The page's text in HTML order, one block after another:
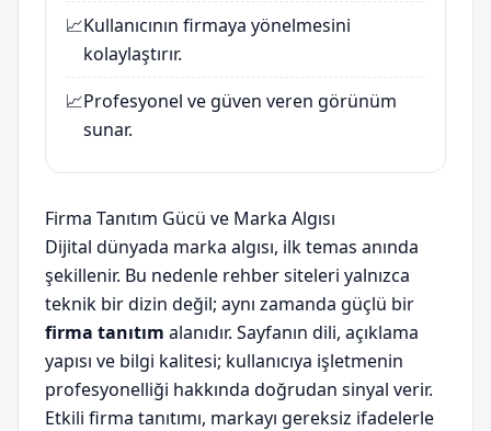
📈Kullanıcının firmaya yönelmesini
kolaylaştırır.
📈Profesyonel ve güven veren görünüm
sunar.
Firma Tanıtım Gücü ve Marka Algısı
Dijital dünyada marka algısı, ilk temas anında
şekillenir. Bu nedenle rehber siteleri yalnızca
teknik bir dizin değil; aynı zamanda güçlü bir
firma tanıtım alanıdır. Sayfanın dili, açıklama
yapısı ve bilgi kalitesi; kullanıcıya işletmenin
profesyonelliği hakkında doğrudan sinyal verir.
Etkili firma tanıtımı, markayı gereksiz ifadelerle